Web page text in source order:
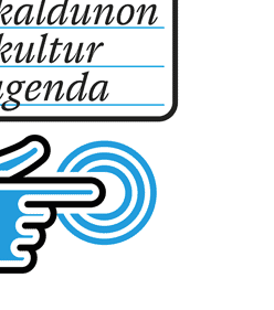
eta hirugarrenen cookie-
esperientzia eta
cookie teknologiaz
gero, teknologia hori
ematen diguzu.